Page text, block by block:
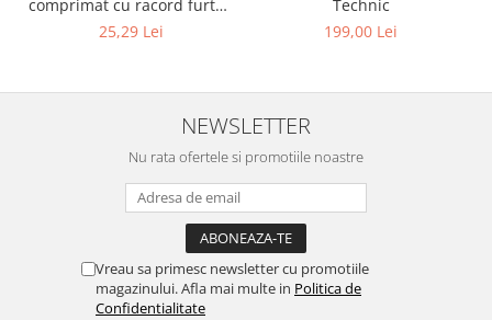
comprimat cu racord furtun
8 mm (5/16") | SUA / Franta
25,29 Lei
Technic
199,00 Lei
NEWSLETTER
Nu rata ofertele si promotiile noastre
Vreau sa primesc newsletter cu promotiile
magazinului. Afla mai multe in Politica de
Confidentialitate